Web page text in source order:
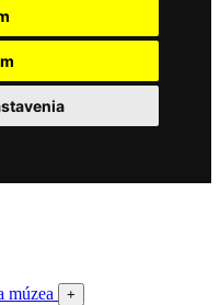
múzea
+